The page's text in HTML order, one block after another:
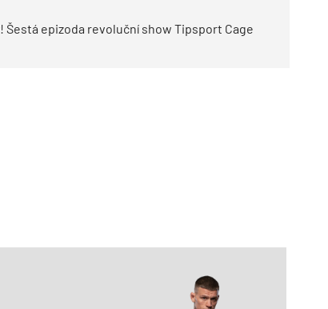
epizoda revoluční show Tipsport Cage